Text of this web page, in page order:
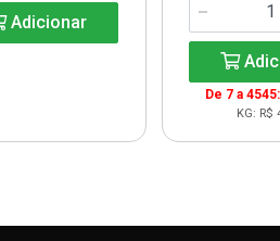
Adicionar
De 7 a
KG: R$